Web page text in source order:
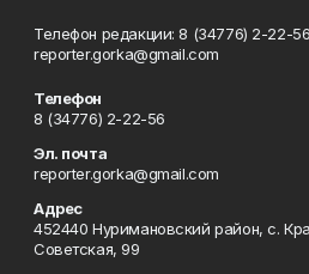
Телефон редакции: 8 (34776) 2-22-
reporter.gorka@gmail.com
Телефон
8 (34776) 2-22-56
Эл. почта
reporter.gorka@gmail.com
Адрес
452440 Нуримановский район, с.
Советская, 99